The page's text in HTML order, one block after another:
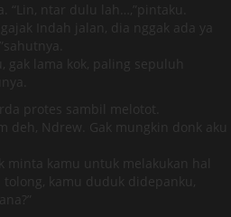
“Lin, ntar dulu lah…,”pintaku.
Indah jalan, dia nggak ada ya
gak lama kok, paling sepuluh
protes sambil melotot.
deh, Ndrew. Gak mungkin donk aku
minta kamu untuk melakukan hal
kamu duduk didepanku,